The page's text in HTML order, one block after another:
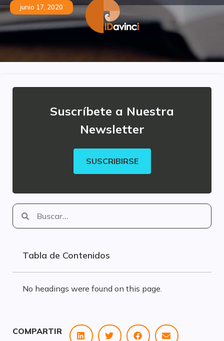
junio 17, 2020
COMPARTIR
Suscríbete a Nuestra
Newsletter
SUSCRIBIRSE
Tabla de Contenidos
No headings were found on this page.